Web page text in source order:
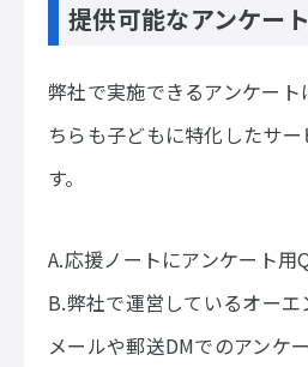
提供可能なアンケー
弊社で実施できるアンケー
ちらも子どもに特化したサ
す。
A.応援ノートにアンケート用
B.弊社で運営しているオー
メールや郵送DMでのアンケ